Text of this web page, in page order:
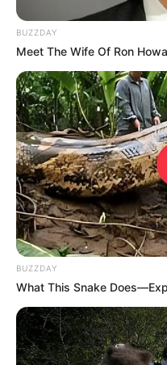
BUZZDAY
Meet The Wife Of Ron
BUZZDAY
What This Snake